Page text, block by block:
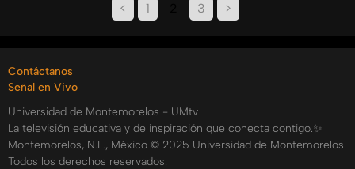
< 1 3 >
Contáctanos
Señal en Vivo
Universidad de Montemorelos - UMtv
La televisión educativa y de inspiración que conecta contigo.✨
Montemorelos, N.L., México © 2025 Universidad de Montemorelos.
Todos los derechos reservados.